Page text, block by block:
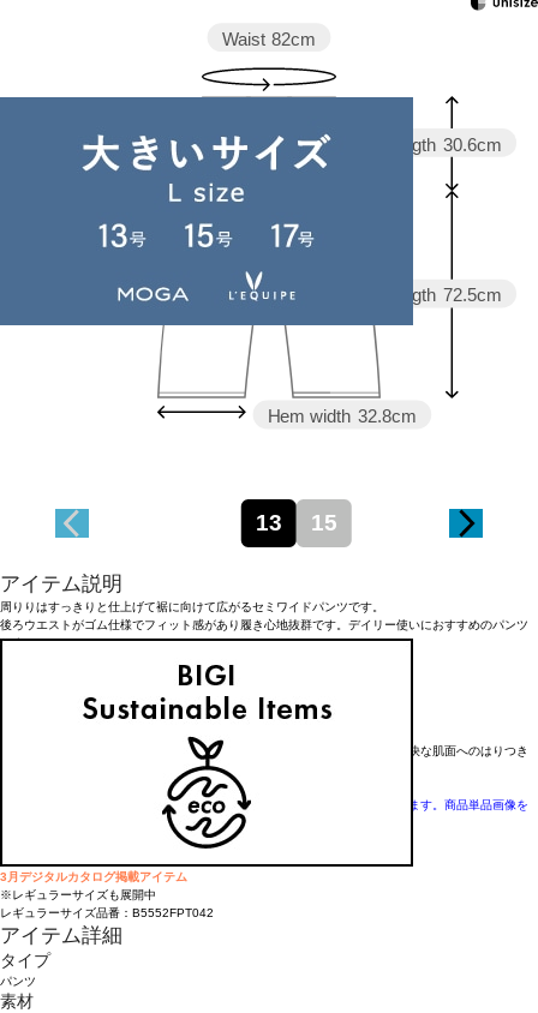
Inseam length 72.5cm
Rise length 30.6cm
Hem width 32.8cm
Thickness of thigh 36.3cm
Hip 107cm
Waist 82cm
13 15
アイテム説明
周りりはすっきりと仕上げて裾に向けて広がるセミワイドパンツです。
後ろウエストがゴム仕様でフィット感があり履き心地抜群です。デイリー使いにおすすめのパンツ
です。
<<機能性素材>>
透け防止と吸汗速乾機能に加え、優れた肌離れと通気性の追及によって、不快な肌面へのはりつき
※モデル着用画像はスタジオの照明により色味が違って見える場合がございます。商品単品画像を
3月デジタルカタログ掲載アイテム
※レギュラーサイズも展開中
レギュラーサイズ品番：B5552FPT042
アイテム詳細
タイプ
パンツ
素材